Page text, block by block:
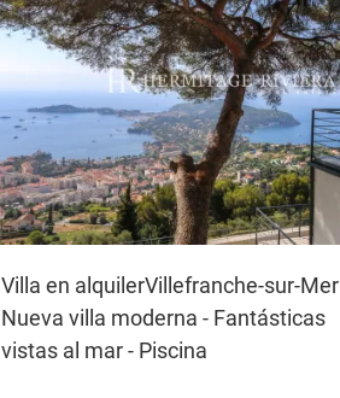
Villa en alquilerVillefranche-sur-Mer
Nueva villa moderna - Fantásticas
vistas al mar - Piscina